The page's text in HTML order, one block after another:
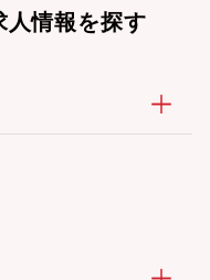
人情報を探す